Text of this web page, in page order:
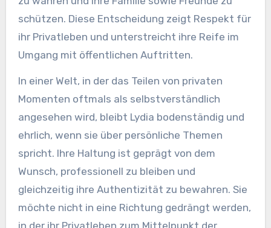
schützen. Diese Entscheidung zeigt Respekt für
ihr Privatleben und unterstreicht ihre Reife im
Umgang mit öffentlichen Auftritten.
In einer Welt, in der das Teilen von privaten
Momenten oftmals als selbstverständlich
angesehen wird, bleibt Lydia bodenständig und
ehrlich, wenn sie über persönliche Themen
spricht. Ihre Haltung ist geprägt von dem
Wunsch, professionell zu bleiben und
gleichzeitig ihre Authentizität zu bewahren. Sie
möchte nicht in eine Richtung gedrängt werden,
in der ihr Privatleben zum Mittelpunkt der